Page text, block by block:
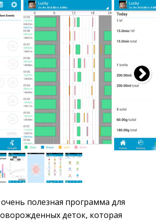
полезная программа для
деток, которая